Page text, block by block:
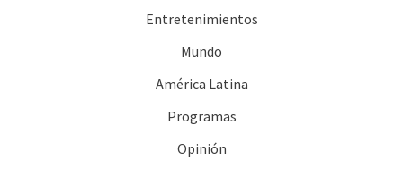
Entretenimientos
Mundo
América Latina
Programas
Opinión